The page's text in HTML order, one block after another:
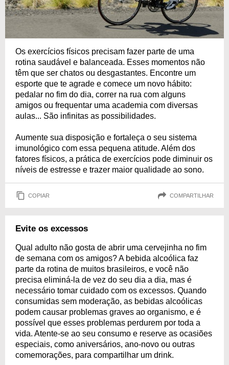
Os exercícios físicos precisam fazer parte de uma
rotina saudável e balanceada. Esses momentos não
têm que ser chatos ou desgastantes. Encontre um
esporte que te agrade e comece um novo hábito:
pedalar no fim do dia, correr na rua com alguns
amigos ou frequentar uma academia com diversas
aulas... São infinitas as possibilidades.
Aumente sua disposição e fortaleça o seu sistema
imunológico com essa pequena atitude. Além dos
fatores físicos, a prática de exercícios pode diminuir os
níveis de estresse e trazer maior qualidade ao sono.
COPIAR COMPARTILHAR
Evite os excessos
Qual adulto não gosta de abrir uma cervejinha no fim
de semana com os amigos? A bebida alcoólica faz
parte da rotina de muitos brasileiros, e você não
precisa eliminá-la de vez do seu dia a dia, mas é
necessário tomar cuidado com os excessos. Quando
consumidas sem moderação, as bebidas alcoólicas
podem causar problemas graves ao organismo, e é
possível que esses problemas perdurem por toda a
vida. Atente-se ao seu consumo e reserve as ocasiões
especiais, como aniversários, ano-novo ou outras
comemorações, para compartilhar um drink.